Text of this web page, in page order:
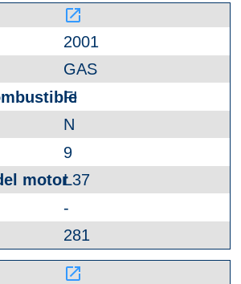
launch
2001
GAS
FI
N
9
L37
-
281
launch